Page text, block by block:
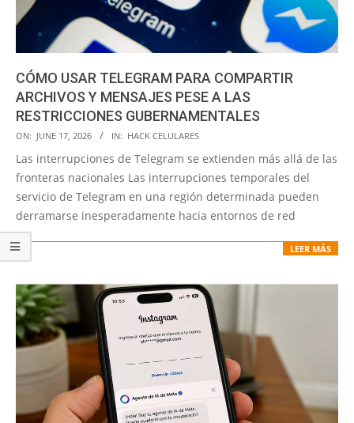
CÓMO USAR TELEGRAM PARA COMPARTIR
ARCHIVOS Y MENSAJES PESE A LAS
RESTRICCIONES GUBERNAMENTALES
2026-
06-
17
ON: JUNE 17, 2026 IN: HACK CELULARES
Las interrupciones de Telegram se extienden más allá de las
fronteras nacionales Las interrupciones temporales del
servicio de Telegram en una región determinada pueden
derramarse inesperadamente hacia entornos de red
LEER MÁS